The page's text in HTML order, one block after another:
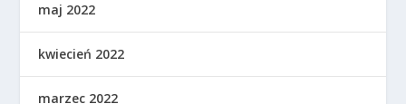
maj 2022
kwiecień 2022
marzec 2022